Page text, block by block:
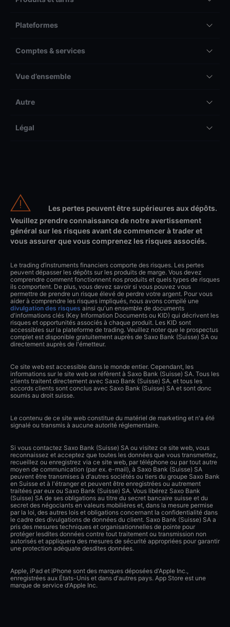
Plateformes
Comptes & services
Vue d’ensemble
Autre
Légal
Les pertes peuvent être supérieures aux dépôts.
Veuillez prendre connaissance de notre avertissement
général sur les risques avant de commencer à trader et
vous assurer que vous comprenez les risques associés.
Le trading d’instruments financiers comporte des risques. Les pertes
peuvent dépasser les dépôts sur les produits de marge. Vous devez
comprendre comment fonctionnent nos produits et quels types de risques
ils comportent. De plus, vous devez savoir si vous pouvez vous
permettre de prendre un risque élevé de perdre votre argent. Pour vous
aider à comprendre les risques impliqués, nous avons compilé une
divulgation des risques ainsi qu'un ensemble de documents
d'informations clés (Key Information Documents ou KID) qui décrivent les
risques et opportunités associés à chaque produit. Les KID sont
accessibles sur la plateforme de trading. Veuillez noter que le prospectus
complet est disponible gratuitement auprès de Saxo Bank (Suisse) SA ou
directement auprès de l'émetteur.
Ce site web est accessible dans le monde entier. Cependant, les
informations sur le site web se réfèrent à Saxo Bank (Suisse) SA. Tous les
clients traitent directement avec Saxo Bank (Suisse) SA. et tous les
accords clients sont conclus avec Saxo Bank (Suisse) SA et sont donc
soumis au droit suisse.
Le contenu de ce site web constitue du matériel de marketing et n'a été
signalé ou transmis à aucune autorité réglementaire.
Si vous contactez Saxo Bank (Suisse) SA ou visitez ce site web, vous
reconnaissez et acceptez que toutes les données que vous transmettez,
recueillez ou enregistrez via ce site web, par téléphone ou par tout autre
moyen de communication (par ex. e-mail), à Saxo Bank (Suisse) SA
peuvent être transmises à d'autres sociétés ou tiers du groupe Saxo Bank
en Suisse et à l'étranger et peuvent être enregistrées ou autrement
traitées par eux ou Saxo Bank (Suisse) SA. Vous libérez Saxo Bank
(Suisse) SA de ses obligations au titre du secret bancaire suisse et du
secret des négociants en valeurs mobilières et, dans la mesure permise
par la loi, des autres lois et obligations concernant la confidentialité dans
le cadre des divulgations de données du client. Saxo Bank (Suisse) SA a
pris des mesures techniques et organisationnelles de pointe pour
protéger lesdites données contre tout traitement ou transmission non
autorisés et appliquera des mesures de sécurité appropriées pour garantir
une protection adéquate desdites données.
Apple, iPad et iPhone sont des marques déposées d'Apple Inc.,
enregistrées aux États-Unis et dans d'autres pays. App Store est une
marque de service d'Apple Inc.